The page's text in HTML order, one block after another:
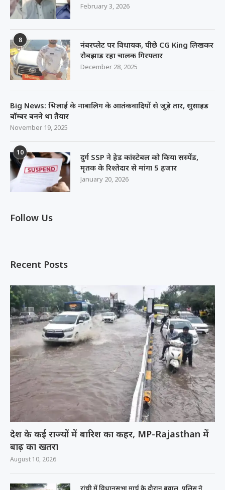
February 3, 2026
8
नंबरप्लेट पर विधायक, पीछे CG King लिखकर
रौबझाड़ रहा चालक गिरफ्तार
December 28, 2025
Big News: भिलाई के नाबालिग के आतंकवादियों से जुड़े तार, सुसाइड
बॉम्बर बनने था तैयार
November 19, 2025
10
दुर्ग SSP ने हेड कांस्टेबल को किया सस्पेंड,
मृतक के रिश्तेदार से मांगा 5 हजार
January 20, 2026
Follow Us
Recent Posts
देश के कई राज्यों में बारिश का कहर, MP-Rajasthan में
बाढ़ का खतरा
August 10, 2026
रांची में विधानसभा मार्च के दौरान बवाल, पुलिस ने